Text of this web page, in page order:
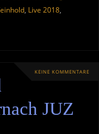
, Live 2018,
KEINE KOMMENTARE
JUZ